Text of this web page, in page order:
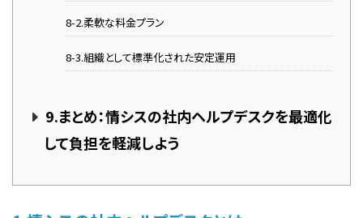
8-2.柔軟な料金プラン
8-3.組織として標準化された安定運用
9.まとめ：情シスの社内ヘルプデスクを最適化
して負担を軽減しよう